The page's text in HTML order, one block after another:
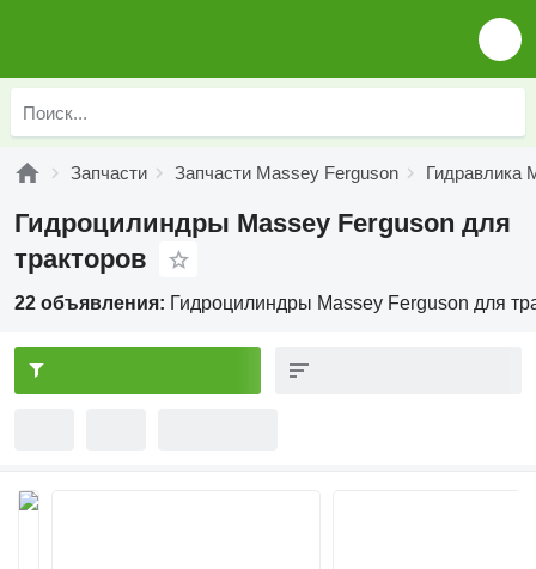
Запчасти Запчасти Massey Ferguson Гидравлика
Гидроцилиндры Massey Ferguson для
тракторов
22 объявления: Гидроцилиндры Massey Ferguson для